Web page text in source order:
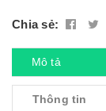
Chia sẻ:
Mô tả
Thông tin